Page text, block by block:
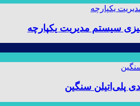
پلی‌اتیلن سنگین